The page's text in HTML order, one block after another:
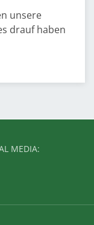
unsere
drauf haben
MEDIA: